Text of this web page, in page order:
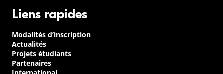
Liens rapides
Modalités d’inscription
Actualités
Projets étudiants
Partenaires